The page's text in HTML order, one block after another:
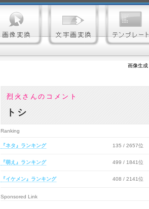
画像生成
烈火さんのコメント
トシ
Ranking
『ネタ』ランキング 135 / 2657位
『萌え』ランキング 499 / 1841位
『イケメン』ランキング 408 / 2141位
Sponsored Link